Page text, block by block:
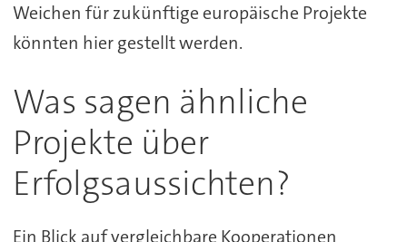
Weichen für zukünftige europäische Projekte
könnten hier gestellt werden.
Was sagen ähnliche
Projekte über
Erfolgsaussichten?
Ein Blick auf vergleichbare Kooperationen